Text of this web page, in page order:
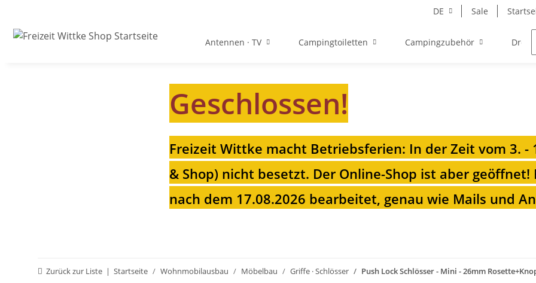
DE Sale
Antennen · TV Campingtoiletten Campingzubehör
Geschlossen!
Freizeit Wittke macht Betriebsferien: In der Zeit vom 3.
& Shop) nicht besetzt. Der Online-Shop ist aber geöffnet!
nach dem 17.08.2026 bearbeitet, genau wie Mails und
Zurück zur Liste Startseite Wohnmobilausbau Möbelbau Griffe · Schlösser Push Lock Schlösser - Mini - 26mm